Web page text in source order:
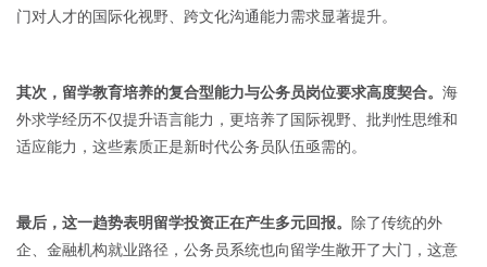
门对人才的国际化视野、跨文化沟通能力需求显著提升。
其次，留学教育培养的复合型能力与公务员岗位要求高度契合。 海
外求学经历不仅提升语言能力，更培养了国际视野、批判性思维和
适应能力，这些素质正是新时代公务员队伍亟需的。
最后，这一趋势表明留学投资正在产生多元回报。
除了传统的外
企、金融机构就业路径，公务员系统也向留学生敞开了大门，这意